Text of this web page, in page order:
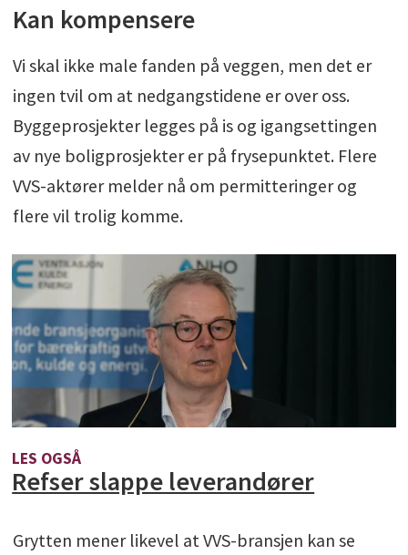
Kan kompensere
Vi skal ikke male fanden på veggen, men det er
ingen tvil om at nedgangstidene er over oss.
Byggeprosjekter legges på is og igangsettingen
av nye boligprosjekter er på frysepunktet. Flere
VVS-aktører melder nå om permitteringer og
flere vil trolig komme.
LES OGSÅ
Refser slappe leverandører
Grytten mener likevel at VVS-bransjen kan se